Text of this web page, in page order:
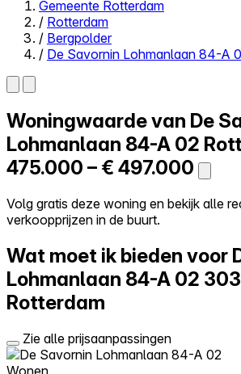
Close menu
Zelf kopen
Alles-in-één
Reviews
Prijzen
Log in
Probeer Walter gratis
Gemeente Rotterdam
/ Rotterdam
/ Bergpolder
/ De Savornin Lohmanlaan 84-A
Woningwaarde van De
Lohmanlaan 84-A 02
475.000 – € 497.000
Volg gratis deze woning en bekijk alle
verkoopprijzen in de buurt.
Wat moet ik bieden voor
Lohmanlaan 84-A 02
Rotterdam
Zie alle prijsaanpassingen
Wonen